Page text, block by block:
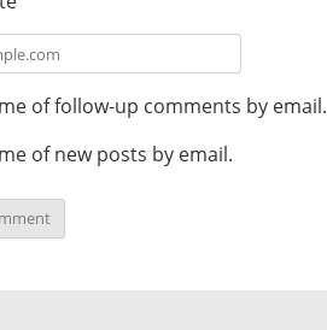
of follow-up comments by email.
of new posts by email.